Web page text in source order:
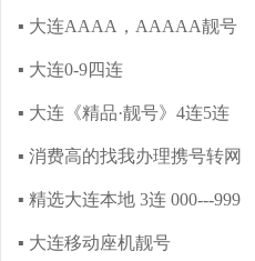
▪ 大连AAAA，AAAAA靓号
▪ 大连0-9四连
▪ 大连《精品·靓号》4连5连
▪ 消费高的找我办理携号转网
▪ 精选大连本地 3连 000---999
▪ 大连移动座机靓号